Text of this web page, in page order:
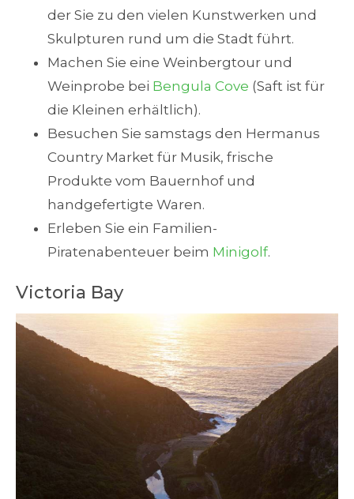
der Sie zu den vielen Kunstwerken und
Skulpturen rund um die Stadt führt.
Machen Sie eine Weinbergtour und
Weinprobe bei Bengula Cove (Saft ist für
die Kleinen erhältlich).
Besuchen Sie samstags den Hermanus
Country Market für Musik, frische
Produkte vom Bauernhof und
handgefertigte Waren.
Erleben Sie ein Familien-
Piratenabenteuer beim Minigolf.
Victoria Bay